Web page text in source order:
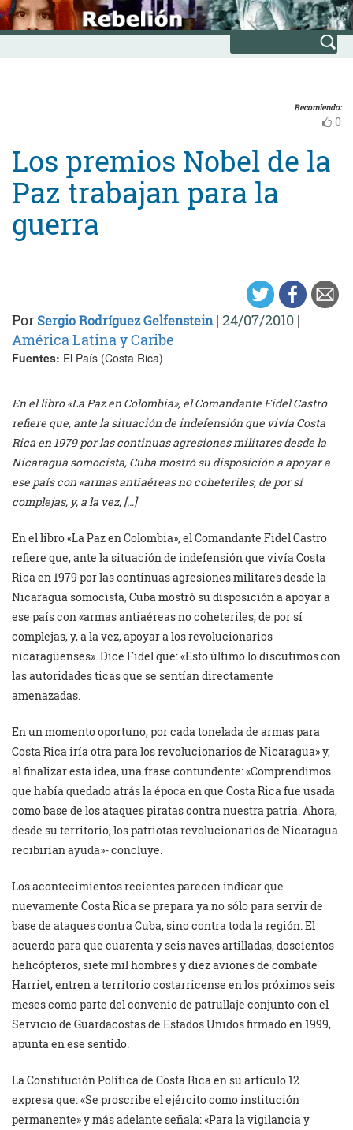
Skip
to
content
INICIO
Avanzada
Recomiendo:
0
Los premios Nobel de la
Paz trabajan para la
guerra
Por Sergio Rodríguez Gelfenstein| 24/07/2010 |
América Latina y Caribe
Fuentes: El País (Costa Rica)
En el libro «La Paz en Colombia», el Comandante Fidel Castro
refiere que, ante la situación de indefensión que vivía Costa
Rica en 1979 por las continuas agresiones militares desde la
Nicaragua somocista, Cuba mostró su disposición a apoyar a
ese país con «armas antiaéreas no coheteriles, de por sí
complejas, y, a la vez, […]
En el libro «La Paz en Colombia», el Comandante Fidel Castro
refiere que, ante la situación de indefensión que vivía Costa
Rica en 1979 por las continuas agresiones militares desde la
Nicaragua somocista, Cuba mostró su disposición a apoyar a
ese país con «armas antiaéreas no coheteriles, de por sí
complejas, y, a la vez, apoyar a los revolucionarios
nicaragüenses». Dice Fidel que: «Esto último lo discutimos con
las autoridades ticas que se sentían directamente
amenazadas.
En un momento oportuno, por cada tonelada de armas para
Costa Rica iría otra para los revolucionarios de Nicaragua» y,
al finalizar esta idea, una frase contundente: «Comprendimos
que había quedado atrás la época en que Costa Rica fue usada
como base de los ataques piratas contra nuestra patria. Ahora,
desde su territorio, los patriotas revolucionarios de Nicaragua
recibirían ayuda»- concluye.
Los acontecimientos recientes parecen indicar que
nuevamente Costa Rica se prepara ya no sólo para servir de
base de ataques contra Cuba, sino contra toda la región. El
acuerdo para que cuarenta y seis naves artilladas, doscientos
helicópteros, siete mil hombres y diez aviones de combate
Harriet, entren a territorio costarricense en los próximos seis
meses como parte del convenio de patrullaje conjunto con el
Servicio de Guardacostas de Estados Unidos firmado en 1999,
apunta en ese sentido.
La Constitución Política de Costa Rica en su artículo 12
expresa que: «Se proscribe el ejército como institución
permanente» y más adelante señala: «Para la vigilancia y